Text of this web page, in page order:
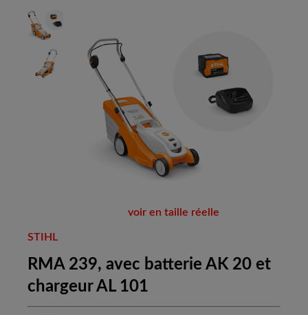
voir en taille réelle
STIHL
RMA 239, avec batterie AK 20 et
chargeur AL 101